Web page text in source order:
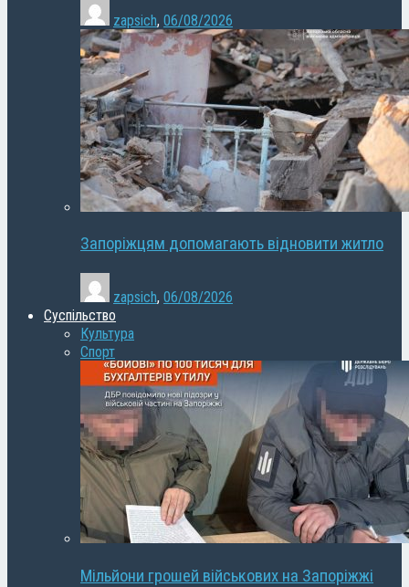
zapsich, 06/08/2026
Запоріжцям допомагають відновити житло
zapsich, 06/08/2026
Суспільство
Культура
Спорт
Мільйони грошей військових на Запоріжжі